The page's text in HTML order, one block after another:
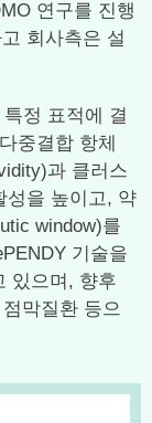
연구를 진행
회사측은 설
정 표적에 결
중결합 항체
과 클러스
성을 높이고, 약
window)를
기술을
있으며, 향후
막질환 등으